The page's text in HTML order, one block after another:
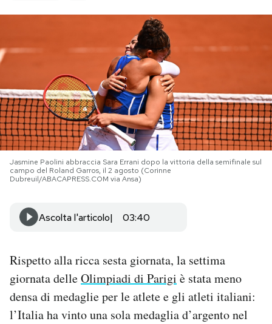
NEWSLETTER
I MIEI PREFERITI
SHOP
CALENDARIO
AREA PERSONALE
Area Personale
Newsletter
Notifiche mobile
Jasmine Paolini abbraccia Sara Errani dopo la vittoria della semifinale sul
campo del Roland Garros, il 2 agosto (Corinne
Dubreuil/ABACAPRESS.COM via Ansa)
Ascolta l'articolo 03:40
Rispetto alla ricca sesta giornata, la settima
giornata delleOlimpiadi di Parigi è stata meno
densa di medaglie per le atlete e gli atleti italiani:
l’Italia ha vinto una sola medaglia d’argento nel